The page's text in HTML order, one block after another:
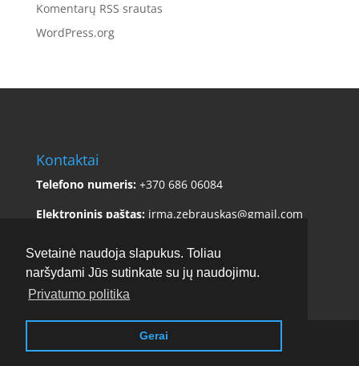
Svetainė naudoja slapukus. Toliau
naršydami Jūs sutinkate su jų naudojimu.
Privatumo politika
Gerai
Komentarų RSS srautas
WordPress.org
Kontaktai
Telefono numeris: +370 686 06084
Elektroninis paštas: irma.zebrauskas@gmail.com